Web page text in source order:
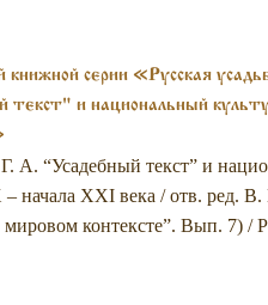
книжной серии «Русская
и национальный
А. “Усадебный текст” и
– начала XXI века / отв.
контексте”. Вып. 7) /